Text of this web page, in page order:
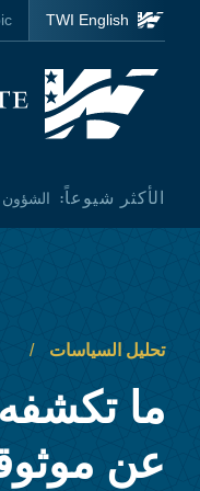
Skip to main content
Homepage
الأكثر شيوعاً: الشؤون
TWI English
تحليل السياسات
ما
عن